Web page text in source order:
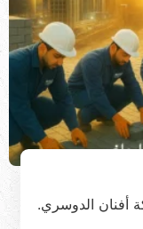
أفنان الدوسري.